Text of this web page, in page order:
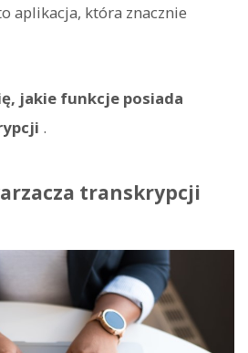
aplikacja, która znacznie
jakie funkcje posiada
.
transkrypcji